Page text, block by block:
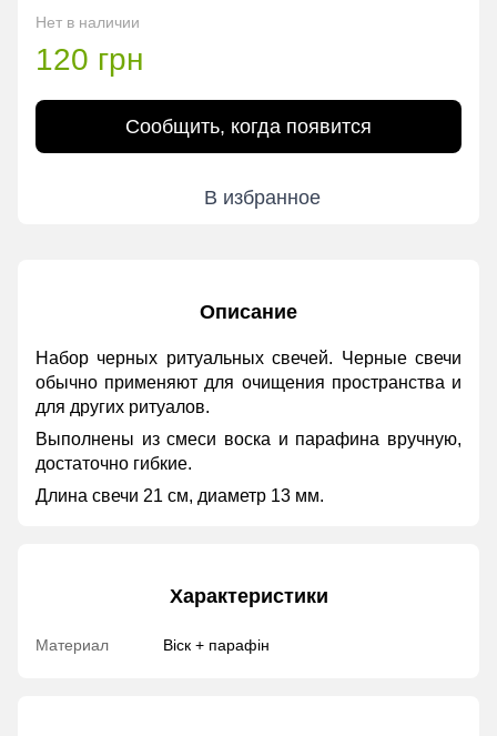
Нет в наличии
120 грн
Сообщить, когда появится
В избранное
Описание
Набор черных ритуальных свечей. Черные свечи
обычно применяют для очищения пространства и
для других ритуалов.
Выполнены из смеси воска и парафина вручную,
достаточно гибкие.
Длина свечи 21 см, диаметр 13 мм.
Характеристики
Материал Віск + парафін